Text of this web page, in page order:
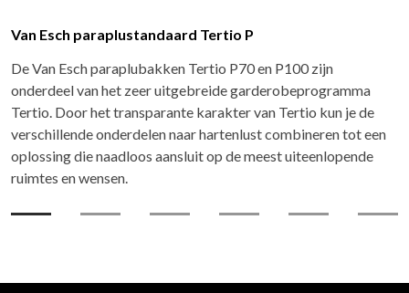
Van Esch paraplustandaard Tertio P
De Van Esch paraplubakken Tertio P70 en P100 zijn
onderdeel van het zeer uitgebreide garderobeprogramma
Tertio. Door het transparante karakter van Tertio kun je de
verschillende onderdelen naar hartenlust combineren tot een
oplossing die naadloos aansluit op de meest uiteenlopende
ruimtes en wensen.